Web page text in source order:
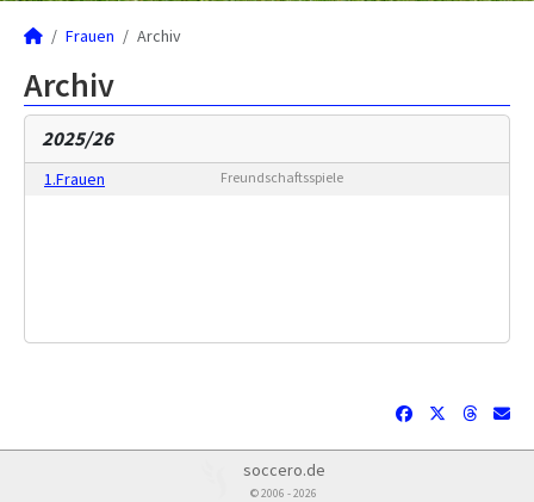
Frauen Archiv
Archiv
2025/26
1.Frauen Freundschaftsspiele
soccero.de
© 2006 - 2026